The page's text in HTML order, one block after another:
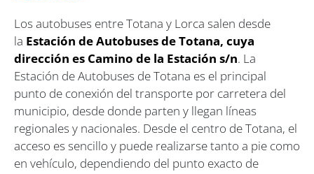
Los autobuses entre Totana y Lorca salen desde
la Estación de Autobuses de Totana, cuya
dirección es Camino de la Estación s/n. La
Estación de Autobuses de Totana es el principal
punto de conexión del transporte por carretera del
municipio, desde donde parten y llegan líneas
regionales y nacionales. Desde el centro de Totana, el
acceso es sencillo y puede realizarse tanto a pie como
en vehículo, dependiendo del punto exacto de